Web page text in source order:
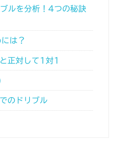
ルを分析！4つの秘訣
は？
正対して1対1
のドリブル